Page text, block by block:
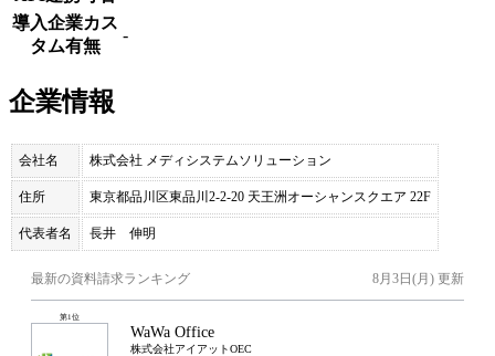
導入企業カス
タム有無
-
企業情報
会社名 株式会社 メディシステムソリューション
住所 東京都品川区東品川2-2-20 天王洲オーシャンスクエア 22F
代表者名 長井 伸明
最新の資料請求ランキング 8月3日(月) 更新
第1位
WaWa Office
株式会社アイアットOEC